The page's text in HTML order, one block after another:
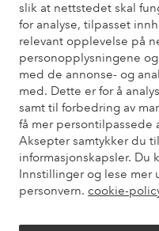
slik at nettstedet skal
for analyse, tilpasset
relevant opplevelse på
personopplysningene
med de annonse- og
med. Dette er for å
samt til forbedring av
få mer persontilpassede
Aksepter samtykker du
informasjonskapsler. Du
Innstillinger og lese mer
personvern. cookie-
Trenger du hjelp?
Du finner svar på de
også informasjon om
Kundeservice
Mine sider